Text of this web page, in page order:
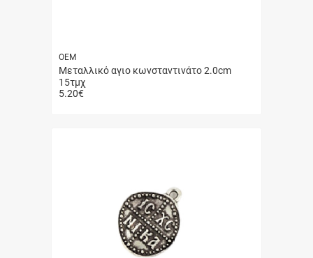
ΟΕΜ
Μεταλλικό αγιο κωνσταντινάτο 2.0cm
15τμχ
5.20€